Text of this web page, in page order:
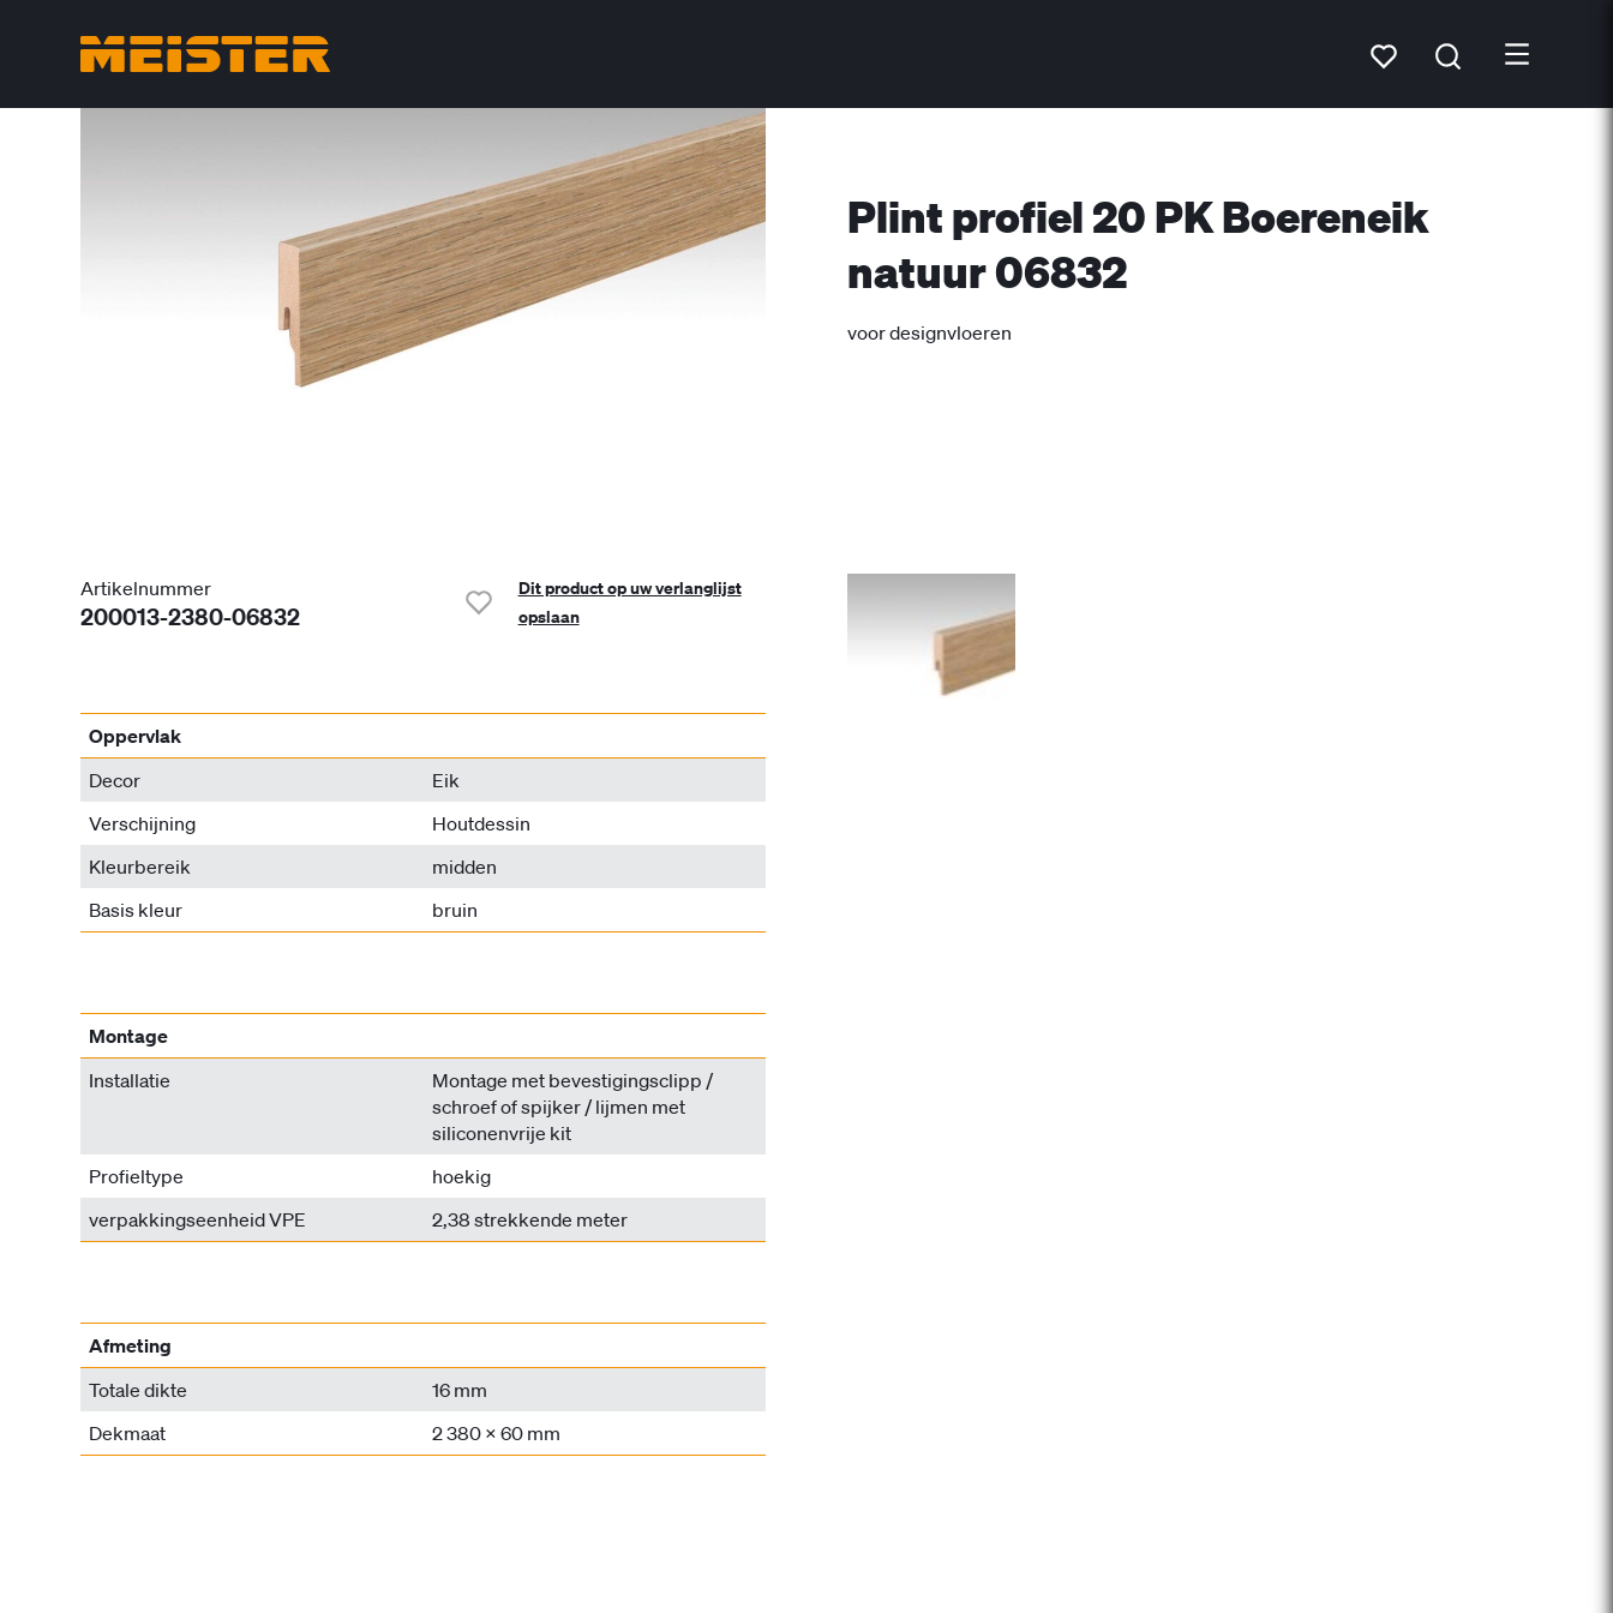
Plint profiel 20 PK Boereneik
natuur 06832
voor designvloeren
Artikelnummer
200013-2380-06832
Dit product op uw verlanglijst
opslaan
Oppervlak
Decor
Eik
Verschijning
Houtdessin
Kleurbereik
midden
Basis kleur
bruin
Montage
Installatie
Montage met bevestigingsclipp /
schroef of spijker / lijmen met
siliconenvrije kit
Profieltype
hoekig
verpakkingseenheid VPE
2,38 strekkende meter
Afmeting
Totale dikte
16 mm
Dekmaat
2 380 x 60 mm